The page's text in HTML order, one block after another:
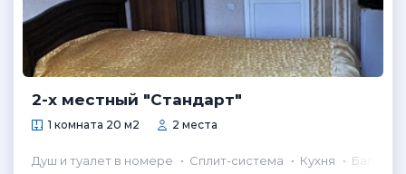
2-х местный "Стандарт"
1 комната 20 м2 2 места
Душ и туалет в номере Сплит-система Кухня
Балкон